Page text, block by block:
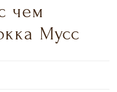
чем
Мусс